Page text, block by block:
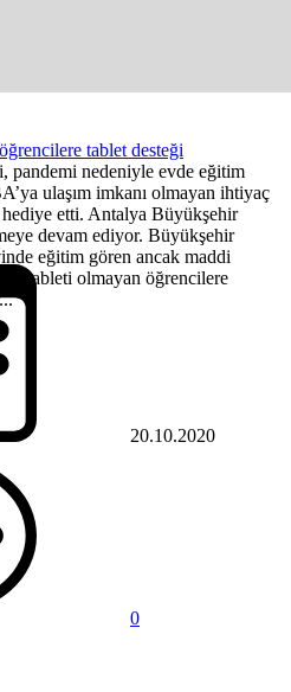
tablet desteği
pandemi nedeniyle evde eğitim
ulaşım imkanı olmayan ihtiyaç
etti. Antalya Büyükşehir
devam ediyor. Büyükşehir
eğitim gören ancak maddi
tableti olmayan öğrencilere
20.10.2020
0